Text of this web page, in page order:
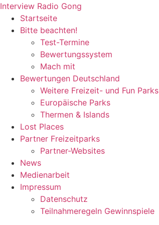
Zum
Inhalt
wechseln
Interview Radio Gong
Startseite
Bitte beachten!
Test-Termine
Bewertungssystem
Mach mit
Bewertungen Deutschland
Weitere Freizeit- und Fun Parks
Europäische Parks
Thermen & Islands
Lost Places
Partner Freizeitparks
Partner-Websites
News
Medienarbeit
Impressum
Datenschutz
Teilnahmeregeln Gewinnspiele